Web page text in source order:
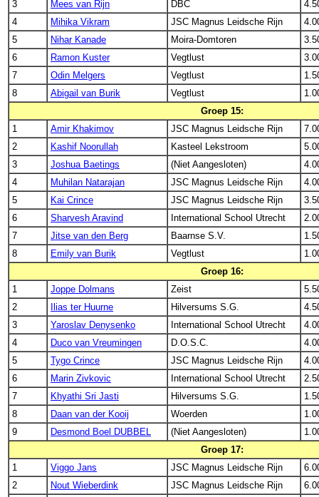
3 Mees van Rijn DBC
4
Mihika Vikram JSC Magnus Leidsche Rijn
5
Nihar Kanade Moira-Domtoren
6
Ramon Kuster Vegtlust
7
Odin Melgers Vegtlust
8
Abigail van Burik Vegtlust
Groep 15:
1
Amir Khakimov JSC Magnus Leidsche Rijn
2
Kashif Noorullah Kasteel Lekstroom
3
Joshua Baetings (Niet Aangesloten)
4
Muhilan Natarajan JSC Magnus Leidsche Rijn
5
Kai Crince JSC Magnus Leidsche Rijn
6
Sharvesh Aravind International School Utrecht
7
Jitse van den Berg Baarnse S.V.
8
Emily van Burik Vegtlust
Groep 16:
1
Joppe Dolmans Zeist
2
Ilias ter Huurne Hilversums S.G.
3
Yaroslav Denysenko International School Utrecht
4
Duco van Vreumingen D.O.S.C.
5
Tygo Crince JSC Magnus Leidsche Rijn
6
Marin Zivkovic International School Utrecht
7
Khyathi Sri Jasti Hilversums S.G.
8
Daan van der Kooij Woerden
9
Desmond Boel DUBBEL (Niet Aangesloten)
Groep 17:
1
Viggo Jans JSC Magnus Leidsche Rijn
2
Nout Wieberdink JSC Magnus Leidsche Rijn